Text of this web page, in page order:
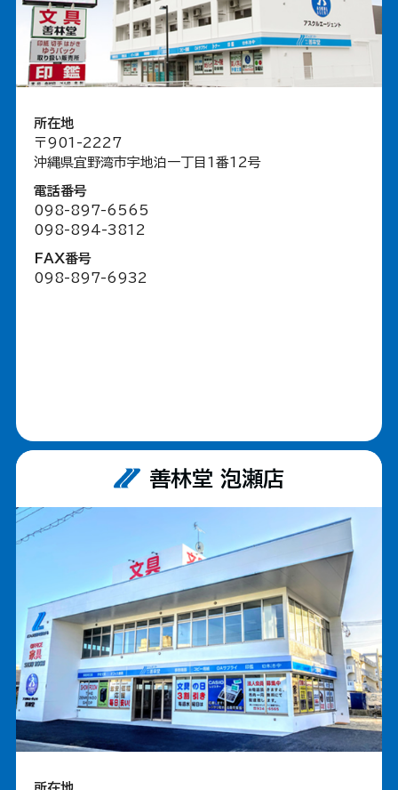
所在地
〒901-2227
沖縄県宜野湾市宇地泊一丁目1番12号
電話番号
098-897-6565
098-894-3812
FAX番号
098-897-6932
善林堂 泡瀬店